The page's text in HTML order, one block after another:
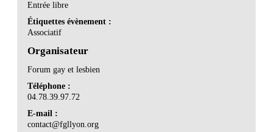
Entrée libre
Étiquettes évènement :
Associatif
Organisateur
Forum gay et lesbien
Téléphone :
04.78.39.97.72
E-mail :
contact@fgllyon.org